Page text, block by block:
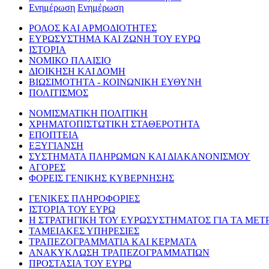
Ενημέρωση Ενημέρωση
ΡΟΛΟΣ ΚΑΙ ΑΡΜΟΔΙΟΤΗΤΕΣ
ΕΥΡΩΣΥΣΤΗΜΑ ΚΑΙ ΖΩΝΗ ΤΟΥ ΕΥΡΩ
ΙΣΤΟΡΙΑ
ΝΟΜΙΚΟ ΠΛΑΙΣΙΟ
ΔΙΟΙΚΗΣΗ ΚΑΙ ΔΟΜΗ
ΒΙΩΣΙΜΟΤΗΤΑ - ΚΟΙΝΩΝΙΚΗ ΕΥΘΥΝΗ
ΠΟΛΙΤΙΣΜΟΣ
ΝΟΜΙΣΜΑΤΙΚΗ ΠΟΛΙΤΙΚΗ
ΧΡΗΜΑΤΟΠΙΣΤΩΤΙΚΗ ΣΤΑΘΕΡΟΤΗΤΑ
ΕΠΟΠΤΕΙΑ
ΕΞΥΓΙΑΝΣΗ
ΣΥΣΤΗΜΑΤΑ ΠΛΗΡΩΜΩΝ ΚΑΙ ΔΙΑΚΑΝΟΝΙΣΜΟΥ
ΑΓΟΡΕΣ
ΦΟΡΕΙΣ ΓΕΝΙΚΗΣ ΚΥΒΕΡΝΗΣΗΣ
ΓΕΝΙΚΕΣ ΠΛΗΡΟΦΟΡΙΕΣ
ΙΣΤΟΡΙΑ ΤΟΥ ΕΥΡΩ
Η ΣΤΡΑΤΗΓΙΚΗ ΤΟΥ ΕΥΡΩΣΥΣΤΗΜΑΤΟΣ ΓΙΑ ΤΑ
ΤΑΜΕΙΑΚΕΣ ΥΠΗΡΕΣΙΕΣ
ΤΡΑΠΕΖΟΓΡΑΜΜΑΤΙΑ ΚΑΙ ΚΕΡΜΑΤΑ
ΑΝΑΚΥΚΛΩΣΗ ΤΡΑΠΕΖΟΓΡΑΜΜΑΤΙΩΝ
ΠΡΟΣΤΑΣΙΑ ΤΟΥ ΕΥΡΩ